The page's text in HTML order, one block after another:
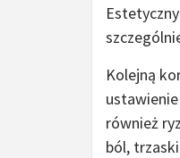
Kolejną
również
ból,